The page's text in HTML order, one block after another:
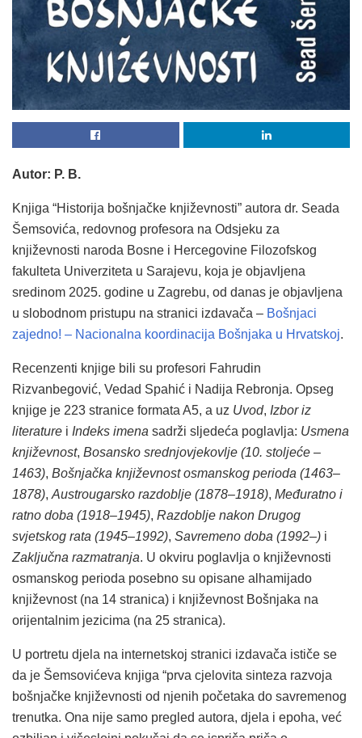
Autor: P. B.
Knjiga “Historija bošnjačke književnosti” autora dr. Seada
Šemsovića, redovnog profesora na Odsjeku za
književnosti naroda Bosne i Hercegovine Filozofskog
fakulteta Univerziteta u Sarajevu, koja je objavljena
sredinom 2025. godine u Zagrebu, od danas je objavljena
u slobodnom pristupu na stranici izdavača – Bošnjaci
zajedno! – Nacionalna koordinacija Bošnjaka u Hrvatskoj.
Recenzenti knjige bili su profesori Fahrudin
Rizvanbegović, Vedad Spahić i Nadija Rebronja. Opseg
knjige je 223 stranice formata A5, a uz Uvod, Izbor iz
literature i Indeks imena sadrži sljedeća poglavlja: Usmena
književnost, Bosansko srednjovjekovlje (10. stoljeće –
1463), Bošnjačka književnost osmanskog perioda (1463–
1878), Austrougarsko razdoblje (1878–1918), Međuratno i
ratno doba (1918–1945), Razdoblje nakon Drugog
svjetskog rata (1945–1992), Savremeno doba (1992–) i
Zaključna razmatranja. U okviru poglavlja o književnosti
osmanskog perioda posebno su opisane alhamijado
književnost (na 14 stranica) i književnost Bošnjaka na
orijentalnim jezicima (na 25 stranica).
U portretu djela na internetskoj stranici izdavača ističe se
da je Šemsovićeva knjiga “prva cjelovita sinteza razvoja
bošnjačke književnosti od njenih početaka do savremenog
trenutka. Ona nije samo pregled autora, djela i epoha, već